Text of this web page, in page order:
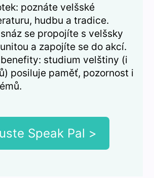
poznáte velšské
hudbu a tradice.
se propojíte s velšsky
a zapojíte se do akcí.
studium velštiny (i
posiluje paměť, pozornost i
Speak Pal >